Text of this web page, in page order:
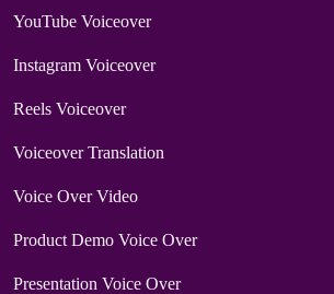
YouTube Voiceover
Instagram Voiceover
Reels Voiceover
Voiceover Translation
Voice Over Video
Product Demo Voice Over
Presentation Voice Over